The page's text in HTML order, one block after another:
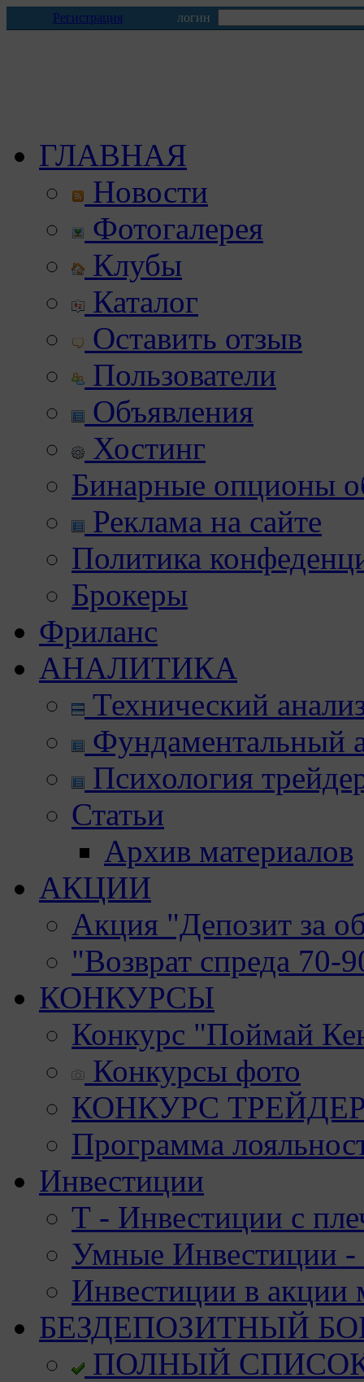
Регистрация логин
ГЛАВНАЯ
Новости
Фотогалерея
Клубы
Каталог
Оставить отзыв
Пользователи
Объявления
Хостинг
Бинарные опционы
Реклама на сайте
Политика
Брокеры
Фриланс
АНАЛИТИКА
Технический
Фундаментальный
Психология
Статьи
Архив материалов
АКЦИИ
Акция "Депозит за
"Возврат спреда 70-
КОНКУРСЫ
Конкурс "Поймай
Конкурсы фото
КОНКУРС
Программа
Инвестиции
Т - Инвестиции с
Умные Инвестиции -
Инвестиции в акции
БЕЗДЕПОЗИТНЫЙ
ПОЛНЫЙ